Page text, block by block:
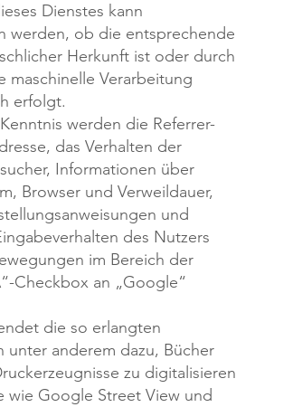
Dienstes kann
werden, ob die entsprechende
Herkunft ist oder durch
maschinelle Verarbeitung
erfolgt.
werden die Referrer-
das Verhalten der
Informationen über
Browser und Verweildauer,
und
des Nutzers
im Bereich der
Checkbox an „Google“
die so erlangten
unter anderem dazu, Bücher
zu digitalisieren
wie Google Street View und